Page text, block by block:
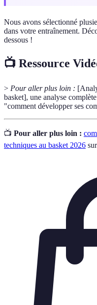
Nous avons sélectionné
dans votre entraînement.
dessous !
📺 Ressource
> Pour aller plus loin :
basket], une analyse
"comment développer ses
📺 Pour aller plus loin :
techniques au basket 2026